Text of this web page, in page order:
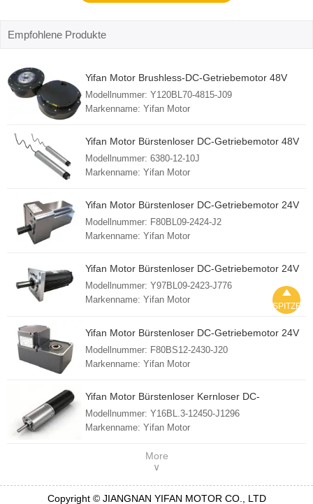
Empfohlene Produkte
Yifan Motor Brushless-DC-Getriebemotor 48V
700W, Y120BL70-4815-J09, für Roboter-Gelenke
Modellnummer: Y120BL70-4815-J09
Markenname: Yifan Motor
FOB-Hafen: Shanghai
Herkunftsland: China (Festland)
Yifan Motor Bürstenloser DC-Getriebemotor 48V
400W, 6380-12-10J für Förderband und
Sortierwalze
Modellnummer: 6380-12-10J
Markenname: Yifan Motor
FOB-Hafen: Shanghai
Herkunftsland: China (Festland)
Yifan Motor Bürstenloser DC-Getriebemotor 24V
90W, F80BL09-2424-J2, für
Solarreinigungsroboter
Modellnummer: F80BL09-2424-J2
Markenname: Yifan Motor
FOB-Hafen: Shanghai
Herkunftsland: China (Festland)
Yifan Motor Bürstenloser DC-Getriebemotor 24V
95W, Y97BL09-2423-J776, Für Solar-Tracker
Modellnummer: Y97BL09-2423-J776
Markenname: Yifan Motor
FOB-Hafen: Shanghai
Herkunftsland: China (Festland)
Yifan Motor Bürstenloser DC-Getriebemotor 24V
120W, F80BS12-2430-J20, für
Solarreinigungsroboter
Modellnummer: F80BS12-2430-J20
Markenname: Yifan Motor
FOB-Hafen: Shanghai
Herkunftsland: China (Festland)
Yifan Motor Bürstenloser Kernloser DC-
Getriebemotor 12V 3W, Y16BL.3-12450-J1296,
für robotische geschickte Hände
Modellnummer: Y16BL.3-12450-J1296
Markenname: Yifan Motor
FOB-Hafen: Shanghai
Lieferzeit: 30 - 45 Tage
Herkunftsland: China (Festland)
More
∨
Copyright © JIANGNAN YIFAN MOTOR CO., LTD

SPITZE